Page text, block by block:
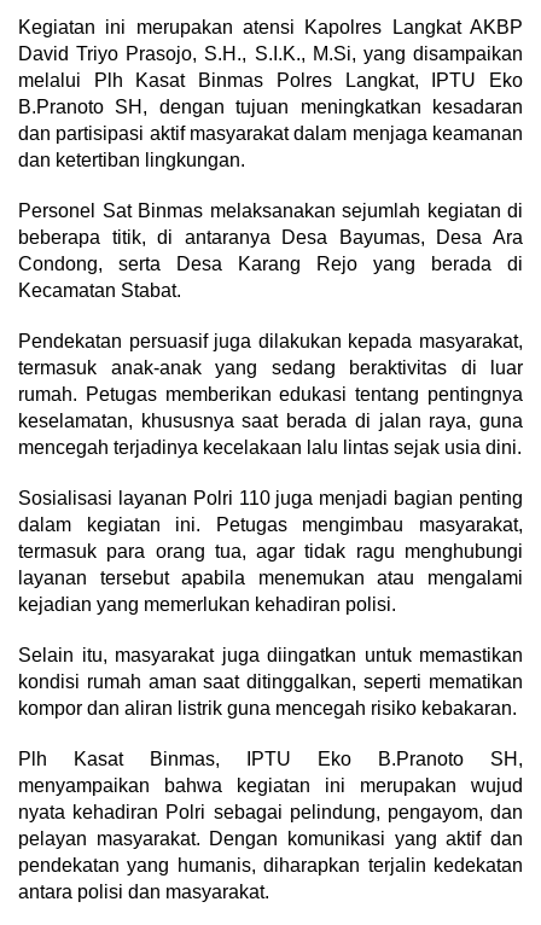
Kegiatan ini merupakan atensi Kapolres Langkat AKBP
David Triyo Prasojo, S.H., S.I.K., M.Si, yang disampaikan
melalui Plh Kasat Binmas Polres Langkat, IPTU Eko
B.Pranoto SH, dengan tujuan meningkatkan kesadaran
dan partisipasi aktif masyarakat dalam menjaga keamanan
dan ketertiban lingkungan.
Personel Sat Binmas melaksanakan sejumlah kegiatan di
beberapa titik, di antaranya Desa Bayumas, Desa Ara
Condong, serta Desa Karang Rejo yang berada di
Kecamatan Stabat.
Pendekatan persuasif juga dilakukan kepada masyarakat,
termasuk anak-anak yang sedang beraktivitas di luar
rumah. Petugas memberikan edukasi tentang pentingnya
keselamatan, khususnya saat berada di jalan raya, guna
mencegah terjadinya kecelakaan lalu lintas sejak usia dini.
Sosialisasi layanan Polri 110 juga menjadi bagian penting
dalam kegiatan ini. Petugas mengimbau masyarakat,
termasuk para orang tua, agar tidak ragu menghubungi
layanan tersebut apabila menemukan atau mengalami
kejadian yang memerlukan kehadiran polisi.
Selain itu, masyarakat juga diingatkan untuk memastikan
kondisi rumah aman saat ditinggalkan, seperti mematikan
kompor dan aliran listrik guna mencegah risiko kebakaran.
Plh Kasat Binmas, IPTU Eko B.Pranoto SH,
menyampaikan bahwa kegiatan ini merupakan wujud
nyata kehadiran Polri sebagai pelindung, pengayom, dan
pelayan masyarakat. Dengan komunikasi yang aktif dan
pendekatan yang humanis, diharapkan terjalin kedekatan
antara polisi dan masyarakat.